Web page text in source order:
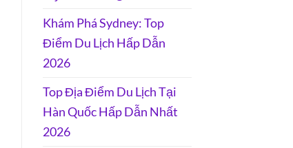
Khám Phá Sydney: Top
Điểm Du Lịch Hấp Dẫn
2026
Top Địa Điểm Du Lịch Tại
Hàn Quốc Hấp Dẫn Nhất
2026